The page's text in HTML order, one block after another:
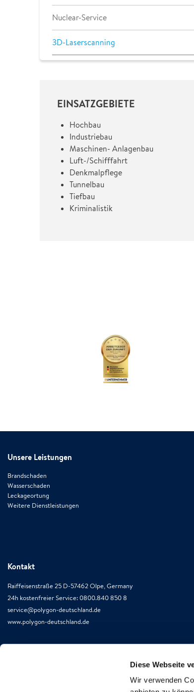
Diese Webseite
Wir verwenden
Nuclear-Service
3D-Laserscanning
EINSATZGEBIETE
Hochbau
Industriebau
Maschinen- Anlagenbau
Luft-/Schifffahrt
Denkmalpflege
Tunnelbau
Tiefbau
Kriminalistik
Unsere Leistungen
Brandschaden
Wasserschaden
Leckageortung
Weitere Dienstleistungen
Kontakt
Raiffeisenstraße 25 D-57462 Olpe, Germany
24h kostenfreier Service: 0800.840 850 8
service@polygon-deutschland.de
www.polygon-deutschland.de